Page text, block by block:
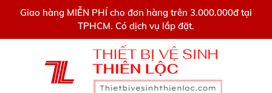
Giao hàng MIỄN PHÍ cho đơn hàng trên 3.000.000đ tại
TPHCM. Có dịch vụ lắp đặt.
0909445903